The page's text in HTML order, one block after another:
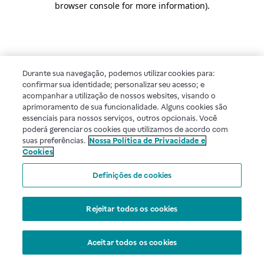
browser console for more information).
Durante sua navegação, podemos utilizar cookies para:
confirmar sua identidade; personalizar seu acesso; e
acompanhar a utilização de nossos websites, visando o
aprimoramento de sua funcionalidade. Alguns cookies são
essenciais para nossos serviços, outros opcionais. Você
poderá gerenciar os cookies que utilizamos de acordo com
suas preferências. Nossa Política de Privacidade e
Cookies
Definições de cookies
Rejeitar todos os cookies
Aceitar todos os cookies